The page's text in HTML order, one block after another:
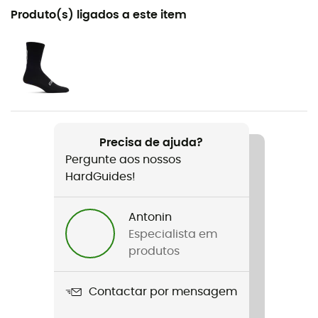
Recomendado para
Género
Homem
Peso
Nome do produto
Men's TVL Pavei
Palmilha amovível
Produto(s) ligados a este item
Precisa de ajuda?
Pergunte aos nossos
HardGuides!
Antonin
Especialista em
produtos
Contactar por mensagem